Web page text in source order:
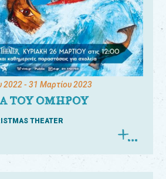
2022- 31 Μαρτίου 2023
ΤΟΥ ΟΜΗΡΟΥ
THEATER